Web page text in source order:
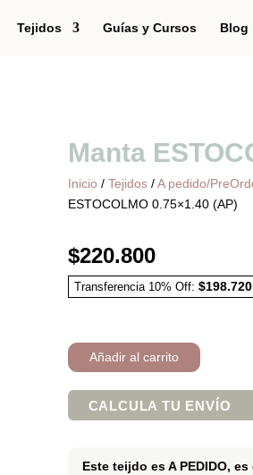
Tejidos Guías y Cursos Blog
Manta
Inicio / Tejidos/A pedido/
ESTOCOLMO 0.75×1.40 (AP)
$220.800
Transferencia 10% Off: $198.720
Añadir al carrito
CALCULA TU ENVÍO
Este teijdo es A PEDIDO,